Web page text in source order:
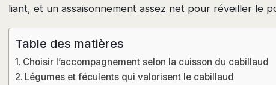
liant, et un assaisonnement assez net pour réveiller le
Table des matières
Choisir l’accompagnement selon la cuisson du cabillaud
Légumes et féculents qui valorisent le cabillaud